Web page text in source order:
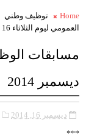
Home توظيف وطني
العمومي ليوم الثلاثاء 16 ديسمبر 2014
ديسمبر 2014
ديسمبر 16, 2014
***